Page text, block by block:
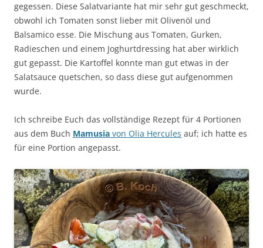
gegessen. Diese Salatvariante hat mir sehr gut geschmeckt,
obwohl ich Tomaten sonst lieber mit Olivenöl und
Balsamico esse. Die Mischung aus Tomaten, Gurken,
Radieschen und einem Joghurtdressing hat aber wirklich
gut gepasst. Die Kartoffel konnte man gut etwas in der
Salatsauce quetschen, so dass diese gut aufgenommen
wurde.
Ich schreibe Euch das vollständige Rezept für 4 Portionen
aus dem Buch Mamusia von Olia Hercules auf; ich hatte es
für eine Portion angepasst.